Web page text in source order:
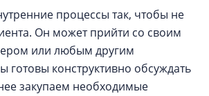
процессы так, чтобы не
Он может прийти со своим
или любым другим
готовы конструктивно обсуждать
закупаем необходимые